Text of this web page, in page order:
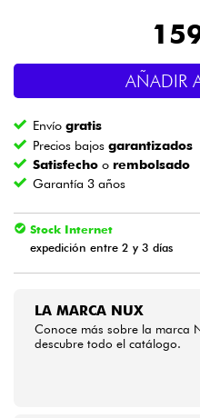
Luces
Vientos
Niños
Cables & Acces.
HiFi
AÑADIR
Envíogratis
Precios bajosgarantizados
Satisfecho o rembolsado
Garantía 3 años
Stock Internet
expedición entre 2 y 3 días
LA MARCA NUX
Conoce más sobre la marca
descubre todo el catálogo.